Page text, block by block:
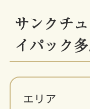
サンクチ
イパック
エリア